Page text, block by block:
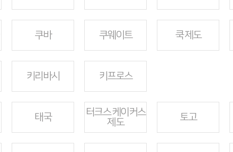
쿠바 쿠웨이트 쿡 제도
키리바시 키프로스
태국
터크스 케이커스
제도
토고